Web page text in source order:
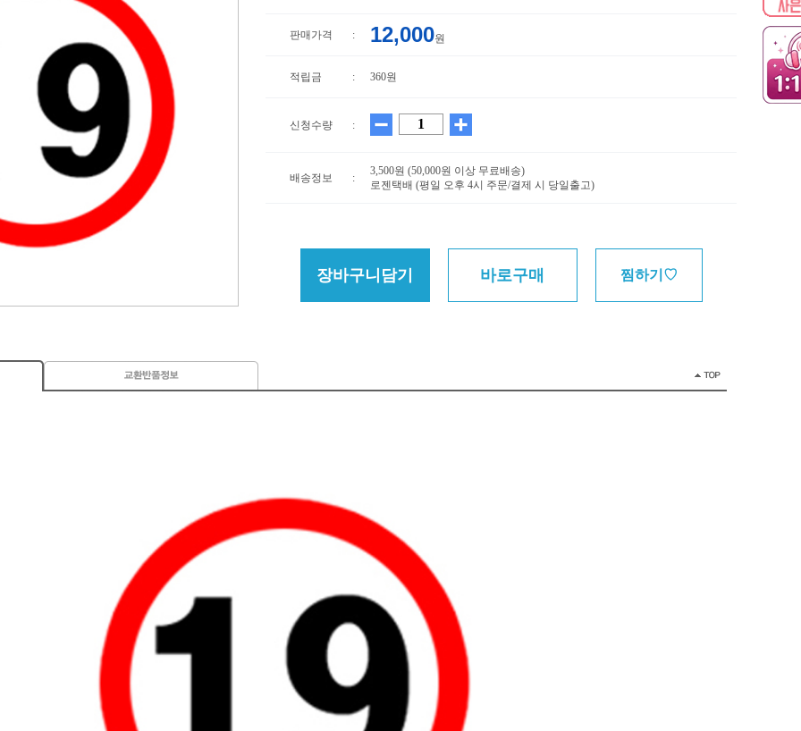
판매가격 : 12,000원
적립금 : 360원
신청수량 :
배송정보 :
3,500원 (50,000원 이상 무료배송)
로젠택배 (평일 오후 4시 주문/결제 시 당일출고)